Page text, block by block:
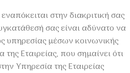
στην διακριτική σας
σας είναι αδύνατο να
υπηρεσίας μέσων κοινωνικής
Εταιρείας, που σημαίνει ότι
Υπηρεσία της Εταιρείας